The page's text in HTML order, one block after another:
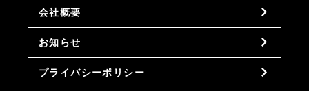
会社概要
お知らせ
プライバシーポリシー